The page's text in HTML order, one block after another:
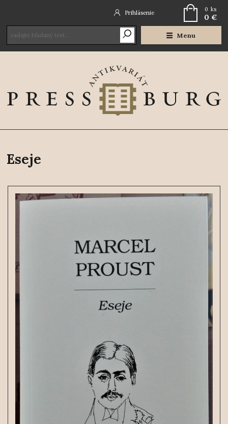
Menu
Prihlásenie 0 ks
0 €
Eseje